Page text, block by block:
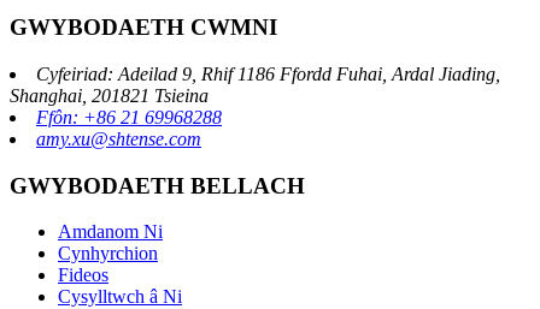
GWYBODAETH CWMNI
Cyfeiriad: Adeilad 9, Rhif 1186 Ffordd Fuhai, Ardal Jiading,
Shanghai, 201821 Tsieina
Ffôn: +86 21 69968288
amy.xu@shtense.com
GWYBODAETH BELLACH
Amdanom Ni
Cynhyrchion
Fideos
Cysylltwch â Ni